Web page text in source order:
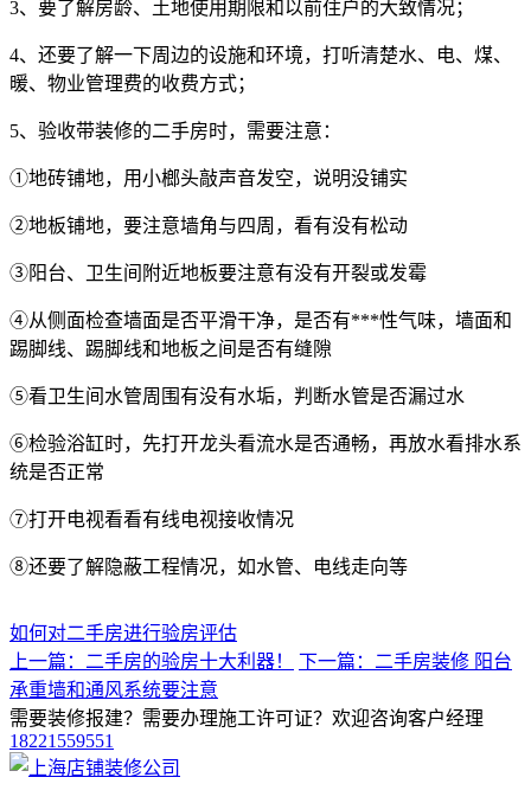
3、要了解房龄、土地使用期限和以前住户的大致情况；
4、还要了解一下周边的设施和环境，打听清楚水、电、煤、
暖、物业管理费的收费方式；
5、验收带装修的二手房时，需要注意：
①地砖铺地，用小榔头敲声音发空，说明没铺实
②地板铺地，要注意墙角与四周，看有没有松动
③阳台、卫生间附近地板要注意有没有开裂或发霉
④从侧面检查墙面是否平滑干净，是否有***性气味，墙面和
踢脚线、踢脚线和地板之间是否有缝隙
⑤看卫生间水管周围有没有水垢，判断水管是否漏过水
⑥检验浴缸时，先打开龙头看流水是否通畅，再放水看排水系
统是否正常
⑦打开电视看看有线电视接收情况
⑧还要了解隐蔽工程情况，如水管、电线走向等
如何对二手房进行验房评估
上一篇：二手房的验房十大利器！
下一篇：二手房装修 阳台
承重墙和通风系统要注意
需要装修报建？需要办理施工许可证？欢迎咨询客户经理
18221559551